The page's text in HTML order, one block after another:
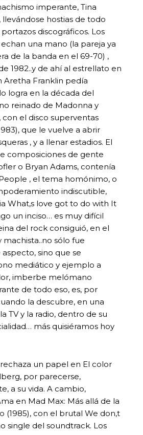
imperante, Tina
hostias de todo
discográficos. Los
una mano (la pareja ya
de la banda en el 69-70) ,
1982..y de ahí al estrellato en
Aretha Franklin pedía
logra en la década del
reinado de Madonna y
con el disco superventas
que le vuelve a abrir
, y a llenar estadios. El
composiciones de gente
o Bryan Adams, contenía
, el tema homónimo, o
indiscutible,
What,s love got to do with It
un inciso… es muy difícil
del rock consiguió, en el
machista..no sólo fue
sino que se
mediático y ejemplo a
imberbe melómano
de todo eso, es, por
la descubre, en una
TV y la radio, dentro de su
más quisiéramos hoy
un papel en El color
por parecerse,
a su vida. A cambio,
en Mad Max: Más allá de la
(1985), con el brutal We don,t
single del soundtrack. Los